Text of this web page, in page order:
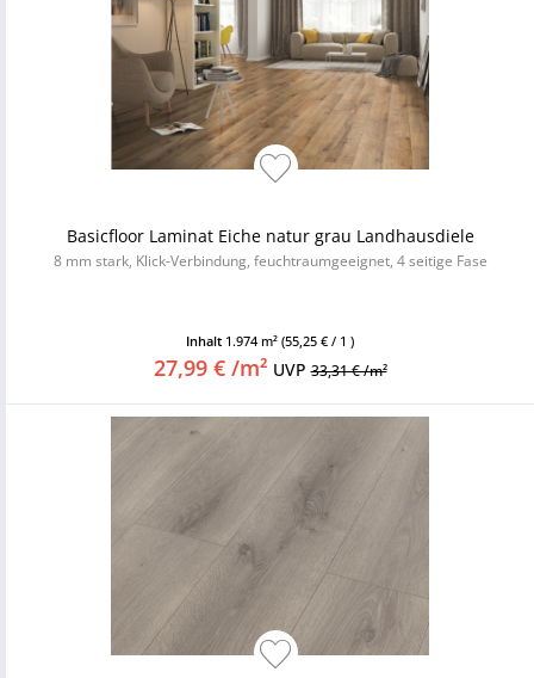
Basicfloor Laminat Eiche natur grau Landhausdiele
8 mm stark, Klick-Verbindung, feuchtraumgeeignet, 4 seitige Fase
Inhalt 1.974 m² (55,25 € / 1 )
27,99 € /m² UVP33,31 € /m²